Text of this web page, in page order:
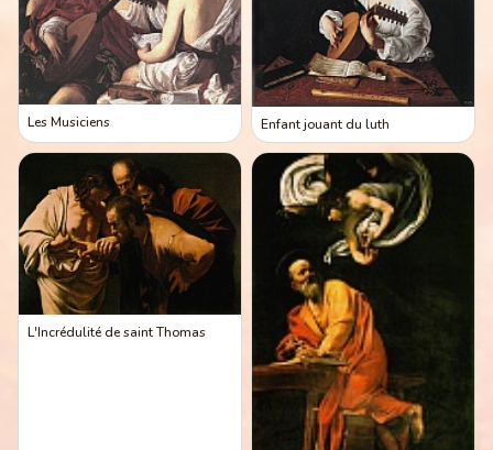
Les Musiciens Enfant jouant du luth
L'Incrédulité de saint Thomas